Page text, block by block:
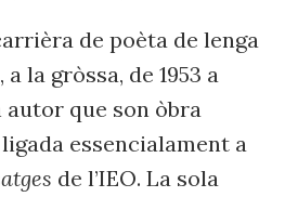
de poèta de lenga
la gròssa, de 1953 a
autor que son òbra
essencialament a
de l’IEO. La sola